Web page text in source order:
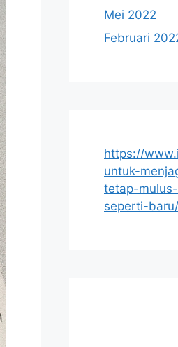
Mei 2022
Februari
https://
untuk-
tetap-
seperti-baru/